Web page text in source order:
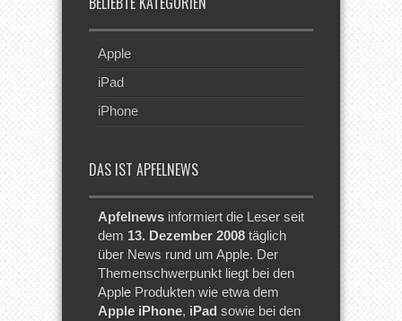
Apple
iPad
iPhone
DAS IST APFELNEWS
Apfelnews informiert die Leser seit
dem 13. Dezember 2008 täglich
über News rund um Apple. Der
Themenschwerpunkt liegt bei den
Apple Produkten wie etwa dem
Apple iPhone, iPad sowie bei den